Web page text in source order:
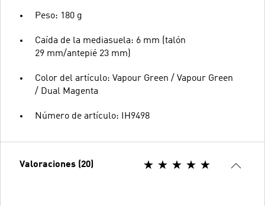
Peso: 180 g
Caída de la mediasuela: 6 mm (talón
29 mm/antepié 23 mm)
Color del artículo: Vapour Green / Vapour Green
/ Dual Magenta
Número de artículo: IH9498
Valoraciones (20)